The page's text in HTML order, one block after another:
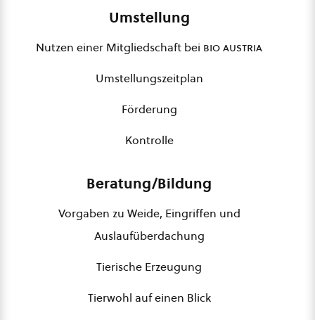
Umstellung
Nutzen einer Mitgliedschaft bei bio austria
Umstellungszeitplan
Förderung
Kontrolle
Beratung/Bildung
Vorgaben zu Weide, Eingriffen und
Auslaufüberdachung
Tierische Erzeugung
Tierwohl auf einen Blick